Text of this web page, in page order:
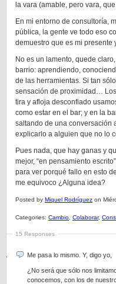
la vara (amable, pero vara,
En mi entorno de consultoría,
pública, la gente ve todo eso
demuestro que es mi presente
No es un lamento, quede
barrio: aprendiendo,
de las herramientas. Si tan
sensación de proximidad…
tira y afloja desconfiado
como estar en el bar; y en la
saltando de una conversación
explicarlo a alguien que no lo
Pues nada, que hay ganas y
mejor, “en pensamiento
para ver porqué fallo en esto
me equivoco ¿Alguna idea?
Posted by Miquel Rodríguez on
Categories: Cambio Colaborar,
15 Responses
Me pasa lo mismo. Y, digo yo,
¿No será que sólo nos
conocemos, con los de